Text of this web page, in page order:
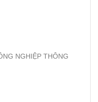
NGHIỆP THÔNG